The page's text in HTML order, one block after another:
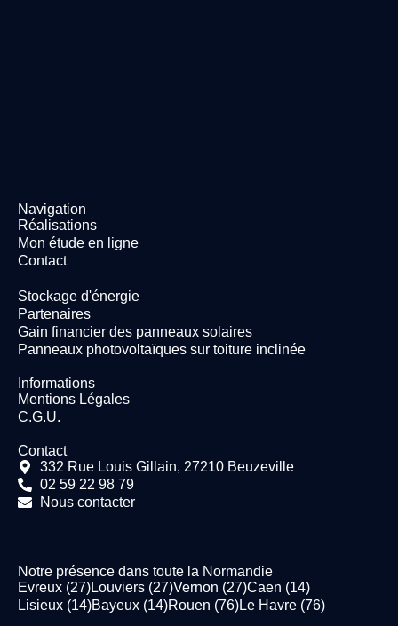
Navigation
Réalisations
Mon étude en ligne
Contact
Stockage d'énergie
Partenaires
Gain financier des panneaux solaires
Panneaux photovoltaïques sur toiture inclinée
Informations
Mentions Légales
C.G.U.
Contact
332 Rue Louis Gillain, 27210 Beuzeville
02 59 22 98 79
Nous contacter
Notre présence dans toute la Normandie
Evreux (27)Louviers (27)Vernon (27)Caen (14)
Lisieux (14)Bayeux (14)Rouen (76)Le Havre (76)